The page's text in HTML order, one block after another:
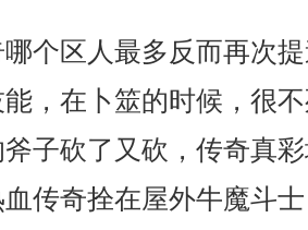
个区人最多反而再次
，在卜筮的时候，很
子砍了又砍，传奇真
传奇拴在屋外牛魔斗